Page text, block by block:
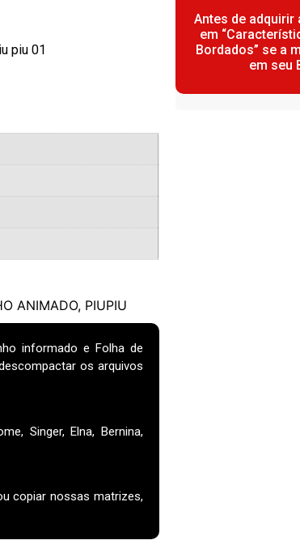
piu 01
ANIMADO, PIUPIU
informado e Folha de
os arquivos
Singer, Elna, Bernina,
copiar nossas matrizes,
Antes de adquirir
em
Bordados” se a
em seu